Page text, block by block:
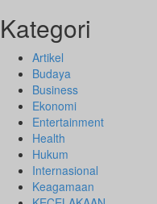
Kategori
Artikel
Budaya
Business
Ekonomi
Entertainment
Health
Hukum
Internasional
Keagamaan